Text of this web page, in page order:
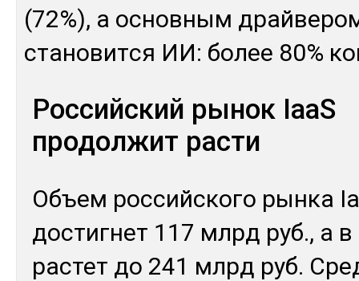
(72%), а ос­нов­ным
ста­новит­ся ИИ: бо­лее 80%
Российский рынок IaaS
продолжит расти
Объ­ем рос­сий­ско­го рын­ка
дос­тиг­нет 117 млрд руб., а
рас­тет до 241 млрд руб.